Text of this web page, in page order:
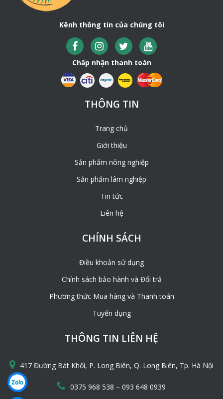
Kênh thông tin của chúng tôi
Chấp nhận thanh toán
THÔNG TIN
Trang chủ
Giới thiệu
Sản phẩm nông nghiệp
Sản phẩm lâm nghiệp
Tin tức
Liên hệ
CHÍNH SÁCH
Điều khoản sử dụng
Chính sách bảo hành và Đổi trả
Phương thức Mua hàng và Thanh toán
Tuyển dụng
THÔNG TIN LIÊN HỆ
417 Đường Bát Khối, P. Long Biên, Q. Long Biên, Tp. Hà Nội
0375 968 538 – 093 648 0939